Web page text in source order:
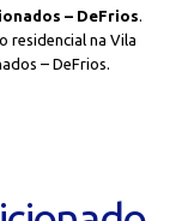
– DeFrios.
residencial na Vila
– DeFrios.